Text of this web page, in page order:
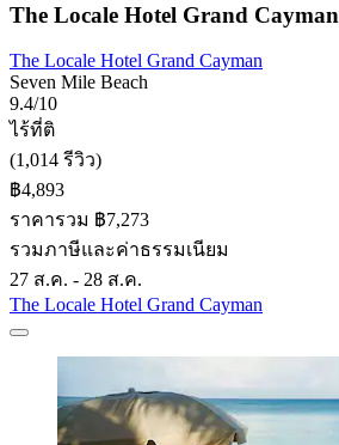
The Locale Hotel Grand Cayman
The Locale Hotel Grand Cayman
Seven Mile Beach
9.4/10
ไร้ที่ติ
(1,014 รีวิว)
฿4,893
ราคารวม ฿7,273
รวมภาษีและค่าธรรมเนียม
27 ส.ค. - 28 ส.ค.
The Locale Hotel Grand Cayman